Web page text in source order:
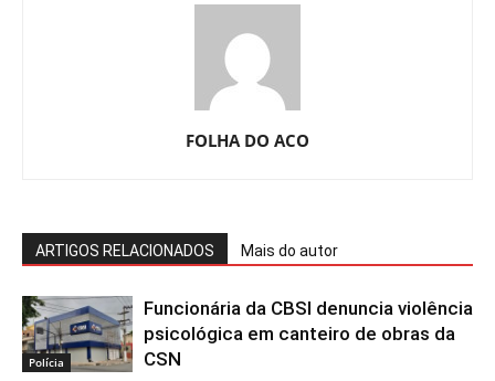
FOLHA DO ACO
ARTIGOS RELACIONADOS Mais do autor
Polícia
Funcionária da CBSI denuncia violência
psicológica em canteiro de obras da
CSN